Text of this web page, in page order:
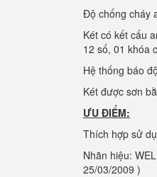
Độ chống cháy
Két có kết cấu
12 số, 01 khóa
Hệ thống báo
Két được sơn
ƯU ĐIỂM:
Thích hợp sử
Nhãn hiệu:
25/03/2009 )